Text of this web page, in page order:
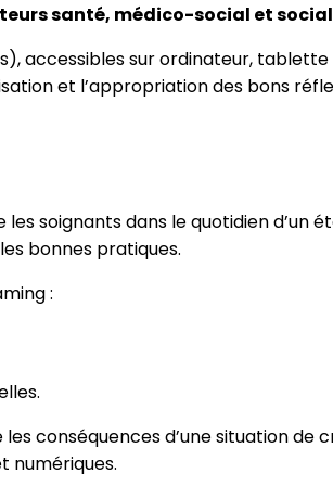
santé, médico-social et
accessibles sur ordinateur,
et l’appropriation des bons
les soignants dans le quotidien
bonnes pratiques.
:
conséquences d’une situation de
numériques.